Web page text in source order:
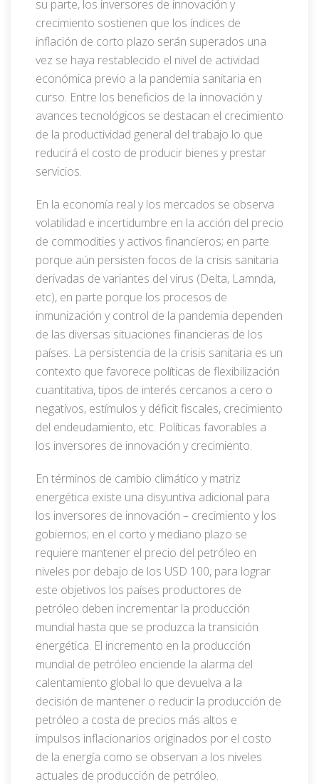
su parte, los inversores de innovación y
crecimiento sostienen que los índices de
inflación de corto plazo serán superados una
vez se haya restablecido el nivel de actividad
económica previo a la pandemia sanitaria en
curso. Entre los beneficios de la innovación y
avances tecnológicos se destacan el crecimiento
de la productividad general del trabajo lo que
reducirá el costo de producir bienes y prestar
servicios.
En la economía real y los mercados se observa
volatilidad e incertidumbre en la acción del precio
de commodities y activos financieros; en parte
porque aún persisten focos de la crisis sanitaria
derivadas de variantes del virus (Delta, Lamnda,
etc), en parte porque los procesos de
inmunización y control de la pandemia dependen
de las diversas situaciones financieras de los
países. La persistencia de la crisis sanitaria es un
contexto que favorece políticas de flexibilización
cuantitativa, tipos de interés cercanos a cero o
negativos, estímulos y déficit fiscales, crecimiento
del endeudamiento, etc. Políticas favorables a
los inversores de innovación y crecimiento.
En términos de cambio climático y matriz
energética existe una disyuntiva adicional para
los inversores de innovación – crecimiento y los
gobiernos; en el corto y mediano plazo se
requiere mantener el precio del petróleo en
niveles por debajo de los USD 100, para lograr
este objetivos los países productores de
petróleo deben incrementar la producción
mundial hasta que se produzca la transición
energética. El incremento en la producción
mundial de petróleo enciende la alarma del
calentamiento global lo que devuelva a la
decisión de mantener o reducir la producción de
petróleo a costa de precios más altos e
impulsos inflacionarios originados por el costo
de la energía como se observan a los niveles
actuales de producción de petróleo.